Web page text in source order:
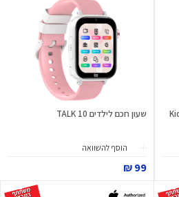
שעון חכם לילדים TALK 10
הוסף להשוואה
99 ₪